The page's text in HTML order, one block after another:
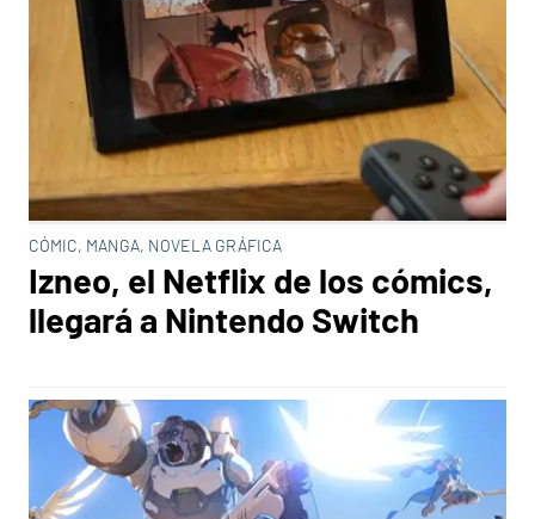
CÓMIC, MANGA, NOVELA GRÁFICA
Izneo, el Netflix de los cómics,
llegará a Nintendo Switch